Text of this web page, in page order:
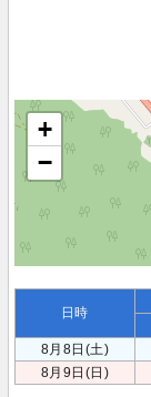
+
−
日時
8月8日(土)
8月9日(日)